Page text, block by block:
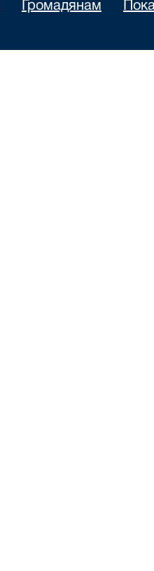
Громадянам